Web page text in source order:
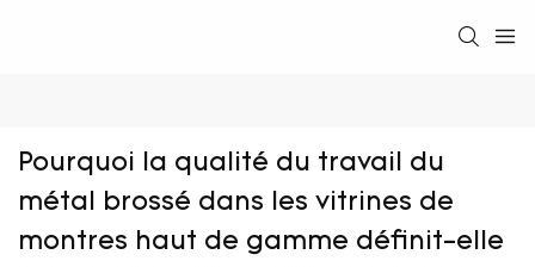
Pourquoi la qualité du travail du
métal brossé dans les vitrines de
montres haut de gamme définit-elle